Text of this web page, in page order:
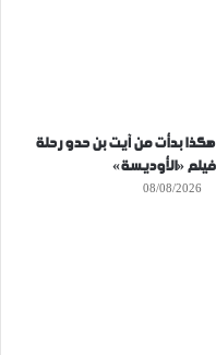
هكذا بدأت من آيت بن حدو رحلة
فيلم «الأوديسة»
08/08/2026